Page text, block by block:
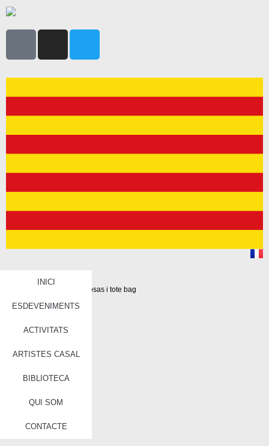
INICI
ESDEVENIMENTS
ACTIVITATS
ARTISTES CASAL
BIBLIOTECA
QUI SOM
CONTACTE